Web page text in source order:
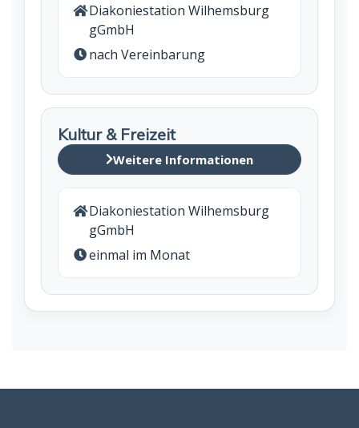
Diakoniestation Wilhemsburg
gGmbH
nach Vereinbarung
Kultur & Freizeit
Weitere Informationen
Diakoniestation Wilhemsburg
gGmbH
einmal im Monat